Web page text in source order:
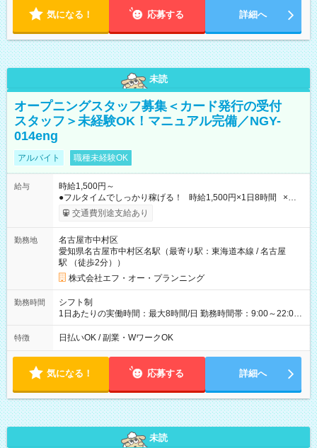
気になる！ 応募する 詳細へ
未読
オープニングスタッフ募集＜カード発行の受付
スタッフ＞未経験OK！マニュアル完備／NGY-
014eng
アルバイト 職種未経験OK
給与
時給1,500円～
●フルタイムでしっかり稼げる！ 時給1,500円×1日8時間 ×週5
日勤務 ＝1日あたり 12,000円 ×22日勤務 ＝月収例 264,000円
【試用期間】試用期間なし
交通費別途支給あり
勤務地
名古屋市中村区
愛知県名古屋市中村区名駅（最寄り駅：東海道本線 / 名古屋
駅 （徒歩2分））
株式会社エフ・オー・プランニング
勤務時間
シフト制
1日あたりの実働時間：最大8時間/日 勤務時間帯：9:00～22:00
【シフト例】 ・9:00～18:00 ・13:00～22:00 ■週5日～OK ■1日
8時間（休憩1時間） 時間帯の相談OKでプライベートも充実 ※
（週休2日制）となりますが、 平日休みの曜日はほぼ希望通りに
取得可能です◎
特徴 日払いOK / 副業・WワークOK
気になる！ 応募する 詳細へ
未読